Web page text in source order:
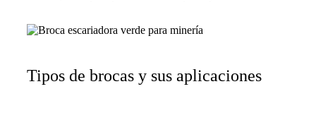
Tipos de brocas y sus aplicaciones